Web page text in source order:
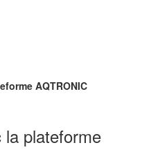
AQTRONIC
la plateforme